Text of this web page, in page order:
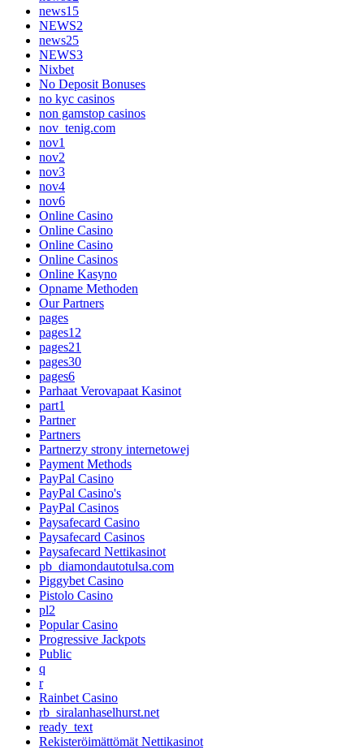
news15
NEWS2
news25
NEWS3
Nixbet
No Deposit Bonuses
no kyc casinos
non gamstop casinos
nov_tenig.com
nov1
nov2
nov3
nov4
nov6
Online Casino
Online Casino
Online Casino
Online Casinos
Online Kasyno
Opname Methoden
Our Partners
pages
pages12
pages21
pages30
pages6
Parhaat Verovapaat Kasinot
part1
Partner
Partners
Partnerzy strony internetowej
Payment Methods
PayPal Casino
PayPal Casino's
PayPal Casinos
Paysafecard Casino
Paysafecard Casinos
Paysafecard Nettikasinot
pb_diamondautotulsa.com
Piggybet Casino
Pistolo Casino
pl2
Popular Casino
Progressive Jackpots
Public
q
r
Rainbet Casino
rb_siralanhaselhurst.net
ready_text
Rekisteröimättömät Nettikasinot